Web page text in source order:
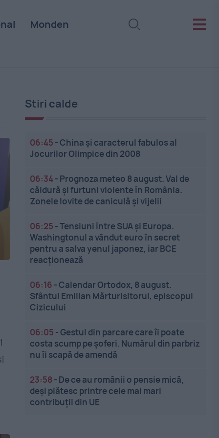
Monden
Stiri calde
06:45 -China și caracterul fabulos al
Jocurilor Olimpice din 2008
06:34- Prognoza meteo 8 august. Val de
căldură și furtuni violente în România.
Zonele lovite de caniculă și vijelii
06:25 -Tensiuni între SUA și Europa.
Washingtonul a vândut euro în secret
pentru a salva yenul japonez, iar BCE
reacționează
06:16 -Calendar Ortodox, 8 august.
Sfântul Emilian Mărturisitorul, episcopul
Cizicului
06:05 -Gestul din parcare care îi poate
costa scump pe șoferi. Numărul din parbriz
nu îi scapă de amendă
23:58 - De ce au românii o pensie mică,
deși plătesc printre cele mai mari
contribuții din UE